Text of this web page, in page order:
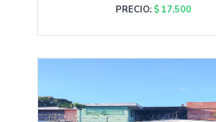
PRECIO: $ 17,500